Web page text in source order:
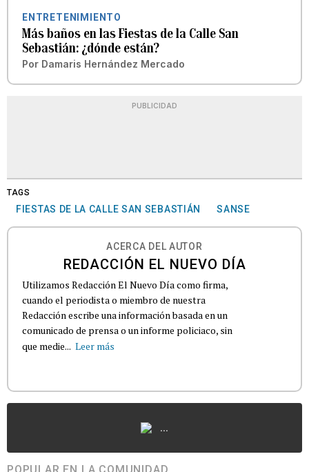
ENTRETENIMIENTO
Más baños en las Fiestas de la Calle San
Sebastián: ¿dónde están?
Por Damaris Hernández Mercado
PUBLICIDAD
TAGS
FIESTAS DE LA CALLE SAN SEBASTIÁN SANSE
ACERCA DEL AUTOR
REDACCIÓN EL NUEVO DÍA
Utilizamos Redacción El Nuevo Día como firma,
cuando el periodista o miembro de nuestra
Redacción escribe una información basada en un
comunicado de prensa o un informe policiaco, sin
que medie... Leer más
...